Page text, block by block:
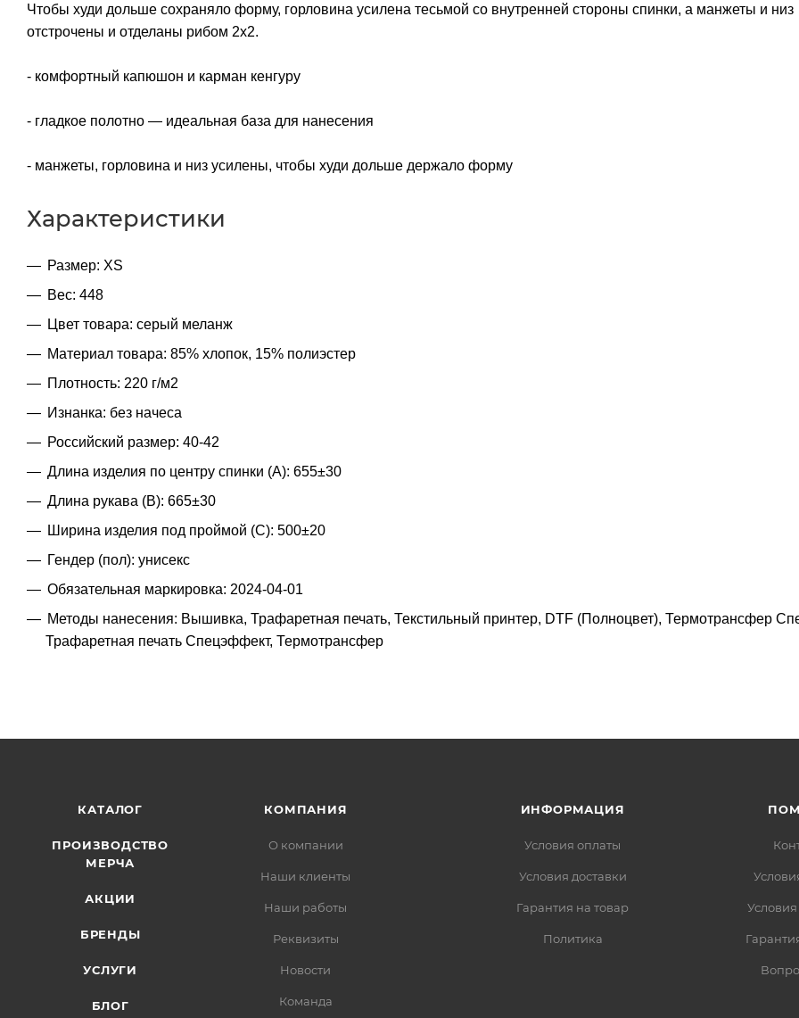
Чтобы худи дольше сохраняло форму, горловина усилена тесьмой со внутренней стороны спинки, а манжеты и низ
отстрочены и отделаны рибом 2х2.
- комфортный капюшон и карман кенгуру
- гладкое полотно — идеальная база для нанесения
- манжеты, горловина и низ усилены, чтобы худи дольше держало форму
Характеристики
Размер: XS
Вес: 448
Цвет товара: серый меланж
Материал товара: 85% хлопок, 15% полиэстер
Плотность: 220 г/м2
Изнанка: без начеса
Российский размер: 40-42
Длина изделия по центру спинки (A): 655±30
Длина рукава (B): 665±30
Ширина изделия под проймой (С): 500±20
Гендер (пол): унисекс
Обязательная маркировка: 2024-04-01
Методы нанесения: Вышивка, Трафаретная печать, Текстильный принтер, DTF (Полноцвет), Термотрансфер
Трафаретная печать Спецэффект, Термотрансфер
КАТАЛОГ
ПРОИЗВОДСТВО
МЕРЧА
АКЦИИ
БРЕНДЫ
УСЛУГИ
БЛОГ
КОМПАНИЯ
О компании
Наши клиенты
Наши работы
Реквизиты
Новости
Команда
ИНФОРМАЦИЯ
Условия оплаты
Условия доставки
Гарантия на товар
Политика